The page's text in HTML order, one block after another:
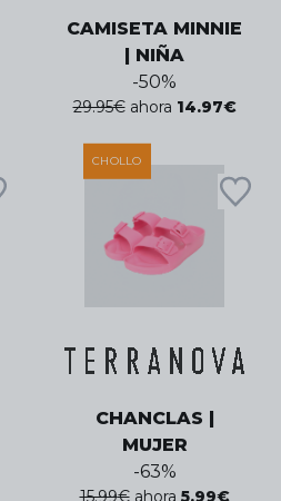
CAMISETA MINNIE
| NIÑA
-50%
29.95€ ahora 14.97€
CHOLLO
CHANCLAS |
MUJER
-63%
15.99€ ahora 5.99€